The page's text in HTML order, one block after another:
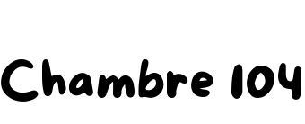
Chambre 104